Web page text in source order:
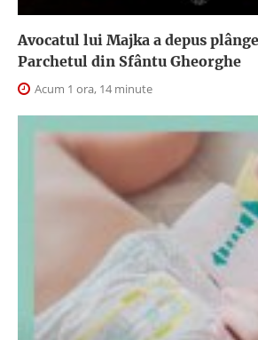
Avocatul lui Majka a depus
Parchetul din Sfântu Gheorghe
Acum 1 ora, 14 minute